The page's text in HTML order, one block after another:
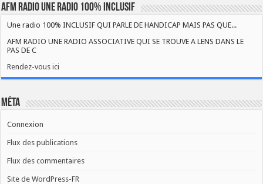
AFM RADIO UNE RADIO 100% INCLUSIF
Une radio 100% INCLUSIF QUI PARLE DE HANDICAP MAIS PAS QUE...
AFM RADIO UNE RADIO ASSOCIATIVE QUI SE TROUVE A LENS DANS LE
PAS DE C
Rendez-vous ici
Méta
Connexion
Flux des publications
Flux des commentaires
Site de WordPress-FR